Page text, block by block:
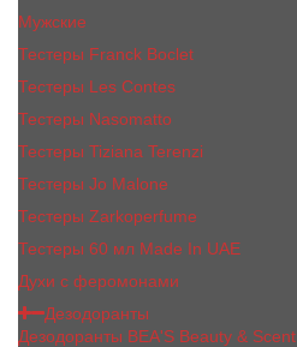
Мужские
Тестеры Franck Boclet
Тестеры Les Contes
Тестеры Nasomatto
Тестеры Tiziana Terenzi
Тестеры Jо Malоnе
Тестеры Zarkoperfume
Тестеры 60 мл Made In UAE
Духи с феромонами
Дезодоранты
Дезодоранты BEA'S Beauty & Scent